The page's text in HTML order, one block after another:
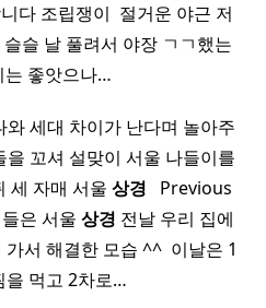
다 조립쟁이 ​ 절거운 야근 저
슬 날 풀려서 야장 ㄱㄱ했는
는 좋앗으나…
세대 차이가 난다며 놀아주
꼬셔 설맞이 서울 나들이를
세 자매 서울 상경 ​ ​ Previous
은 서울 상경 전날 우리 집에
서 해결한 모습 ^^ ​ 이날은 1
을 먹고 2차로…